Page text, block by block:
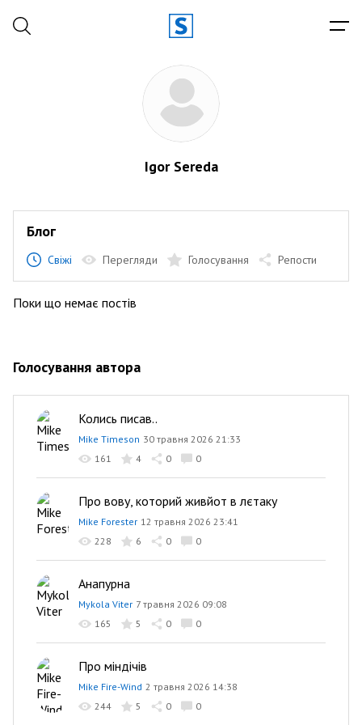
Igor Sereda
Блог
Свіжі Перегляди Голосування Репости
Поки що немає постів
Голосування автора
Колись писав..
Mike Timeson 30 травня 2026 21:33
161
4 0 0
Про вову, которий живйот в лєтаку
Mike Forester 12 травня 2026 23:41
228
6 0 0
Анапурна
Mykola Viter 7 травня 2026 09:08
165
5 0 0
Про міндічів
Mike Fire-Wind 2 травня 2026 14:38
244
5 0 0